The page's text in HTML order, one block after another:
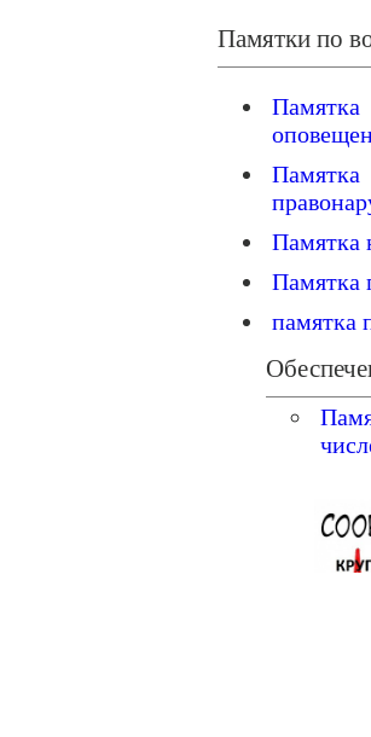
Памятки по
Памятка
Памятка
памятка